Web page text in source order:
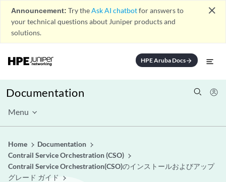
Announcement: Try theAsk AI chatbotfor answers to
your technical questions about Juniper products and
solutions.
close
HPE Aruba Docsarrow_forward
Documentation
Menu
Home
Documentation
Contrail Service Orchestration (CSO)
Contrail Service Orchestration(CSO)のインストールおよびアップ
グレード ガイド